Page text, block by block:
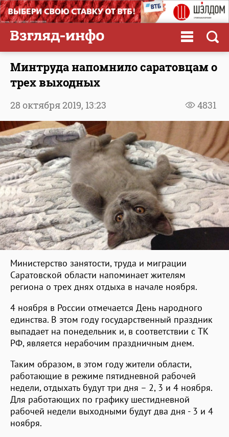
Минтруда напомнило саратовцам о
трех выходных
4831
28 октября 2019, 13:23
Министерство занятости, труда и миграции
Саратовской области напоминает жителям
региона о трех днях отдыха в начале ноября.
4 ноября в России отмечается День народного
единства. В этом году государственный праздник
выпадает на понедельник и, в соответствии с ТК
РФ, является нерабочим праздничным днем.
Таким образом, в этом году жители области,
работающие в режиме пятидневной рабочей
недели, отдыхать будут три дня – 2, 3 и 4 ноября.
Для работающих по графику шестидневной
рабочей недели выходными будут два дня - 3 и 4
ноября.